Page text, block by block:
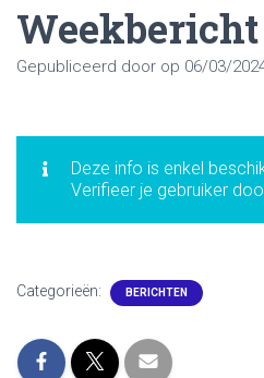
Weekbericht
Gepubliceerd door op 06/03/
Deze info is enkel
Verifieer je gebruiker
Categorieën: BERICHTEN